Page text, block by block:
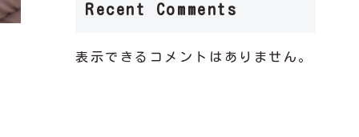
Recent Comments
表示できるコメントはありません。